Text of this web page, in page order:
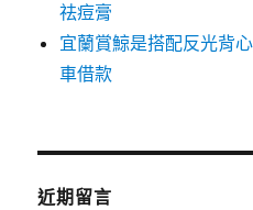
祛痘膏
宜蘭賞鯨是搭配反光背
車借款
近期留言